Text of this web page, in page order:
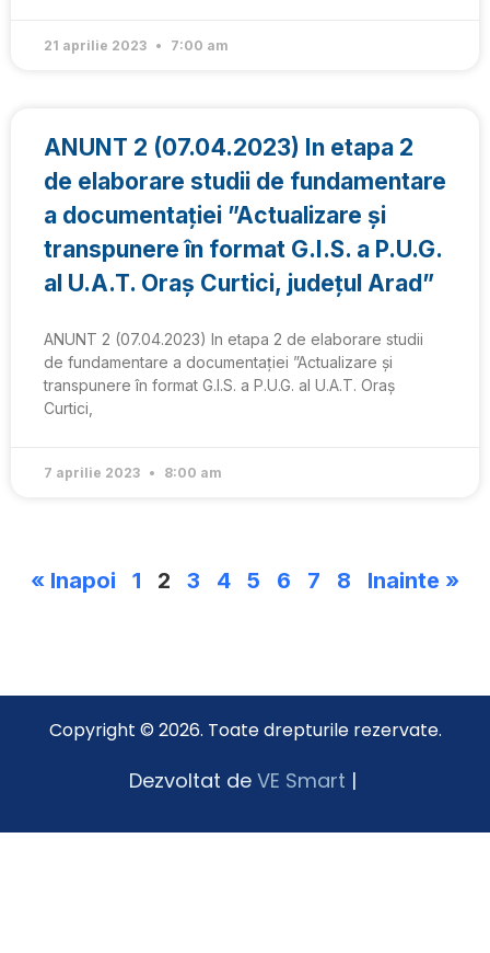
21 aprilie 2023 7:00 am
ANUNT 2 (07.04.2023) In etapa 2
de elaborare studii de fundamentare
a documentației ”Actualizare și
transpunere în format G.I.S. a P.U.G.
al U.A.T. Oraș Curtici, județul Arad”
ANUNT 2 (07.04.2023) In etapa 2 de elaborare studii
de fundamentare a documentației ”Actualizare și
transpunere în format G.I.S. a P.U.G. al U.A.T. Oraș
Curtici,
7 aprilie 2023 8:00 am
« Inapoi 1 2 3 4 5 6 7 8 Inainte »
Copyright © 2026. Toate drepturile rezervate.
Dezvoltat de VE Smart |